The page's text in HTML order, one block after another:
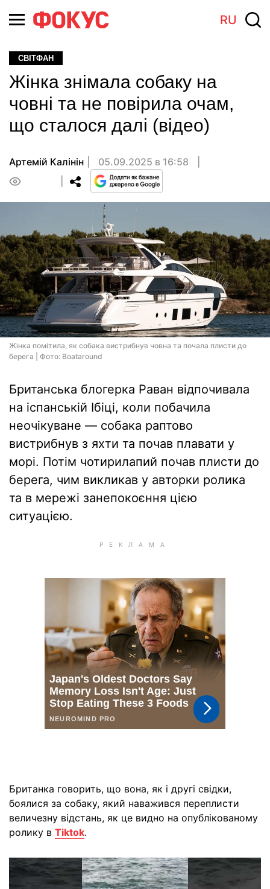
RU
СВІТФАН
Жінка знімала собаку на
човні та не повірила очам,
що сталося далі (відео)
Артемій Калінін
05.09.2025 в 16:58
Жінка помітила, як собака вистрибнув човна та почала плисти до
берега | Фото: Boataround
Британська блогерка Раван відпочивала
на іспанській Ібіці, коли побачила
неочікуване — собака раптово
вистрибнув з яхти та почав плавати у
морі. Потім чотирилапий почав плисти до
берега, чим викликав у авторки ролика
та в мережі занепокоєння цією
ситуацією.
Британка говорить, що вона, як і другі свідки,
боялися за собаку, який наважився переплисти
величезну відстань, як це видно на опублікованому
ролику в Tiktok.